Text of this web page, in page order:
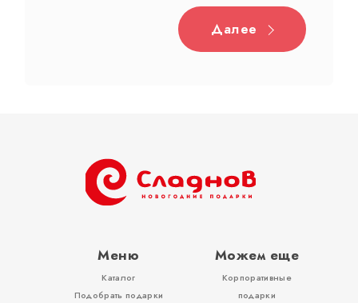
Жестяная
Тубы
Вложения, игры
Далее
Меню
Каталог
Подобрать подарки
Можем еще
Корпоративные
подарки